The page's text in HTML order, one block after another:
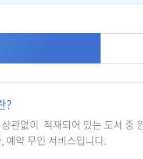
?
관없이 적재되어 있는 도서 중
예약 무인 서비스입니다.